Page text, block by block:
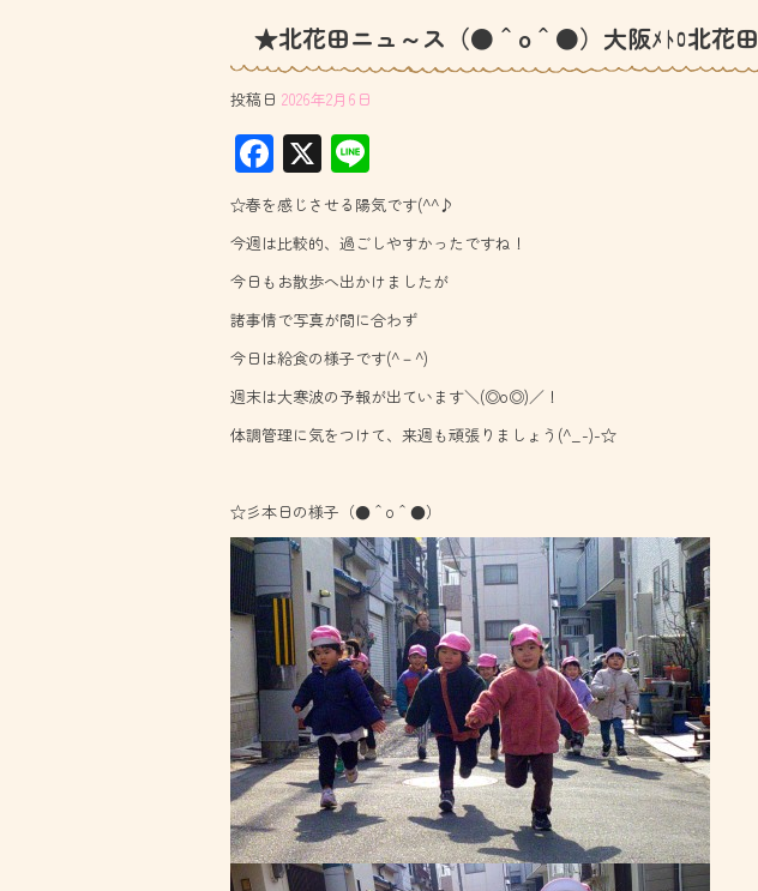
★北花田ニュ～ス（●＾o＾●）大阪ﾒﾄﾛ北花田
投稿日 2026年2月6日
F
ac
e
b
o
ok
X
ne
☆春を感じさせる陽気です(^^♪
今週は比較的、過ごしやすかったですね！
今日もお散歩へ出かけましたが
諸事情で写真が間に合わず
今日は給食の様子です(^－^)
週末は大寒波の予報が出ています＼(◎o◎)／！
体調管理に気をつけて、来週も頑張りましょう(^_-)-☆
☆彡本日の様子（●＾o＾●）